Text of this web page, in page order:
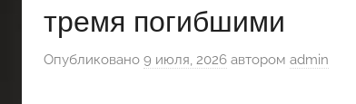
тремя погибшими
Опубликовано 9 июля, 2026 автором admin